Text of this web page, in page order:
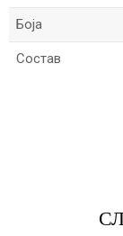
Боја
Состав